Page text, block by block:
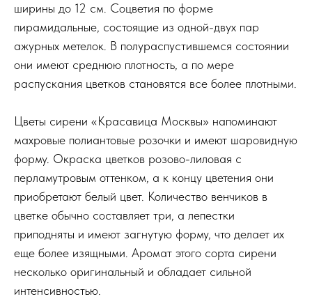
ширины до 12 см. Соцветия по форме
пирамидальные, состоящие из одной-двух пар
ажурных метелок. В полураспустившемся состоянии
они имеют среднюю плотность, а по мере
распускания цветков становятся все более плотными.
Цветы сирени «Красавица Москвы» напоминают
махровые полиантовые розочки и имеют шаровидную
форму. Окраска цветков розово-лиловая с
перламутровым оттенком, а к концу цветения они
приобретают белый цвет. Количество венчиков в
цветке обычно составляет три, а лепестки
приподняты и имеют загнутую форму, что делает их
еще более изящными. Аромат этого сорта сирени
несколько оригинальный и обладает сильной
интенсивностью.